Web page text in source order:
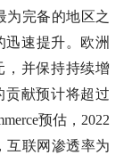
为完备的地区之
速提升。欧洲
，并保持持续增
贡献预计将超过
预估，2022
互联网渗透率为